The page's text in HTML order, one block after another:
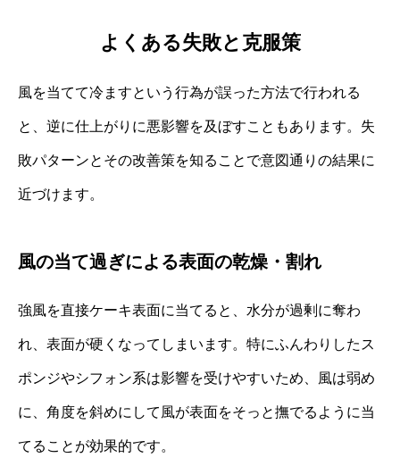
よくある失敗と克服策
風を当てて冷ますという行為が誤った方法で行われる
と、逆に仕上がりに悪影響を及ぼすこともあります。失
敗パターンとその改善策を知ることで意図通りの結果に
近づけます。
風の当て過ぎによる表面の乾燥・割れ
強風を直接ケーキ表面に当てると、水分が過剰に奪わ
れ、表面が硬くなってしまいます。特にふんわりしたス
ポンジやシフォン系は影響を受けやすいため、風は弱め
に、角度を斜めにして風が表面をそっと撫でるように当
てることが効果的です。